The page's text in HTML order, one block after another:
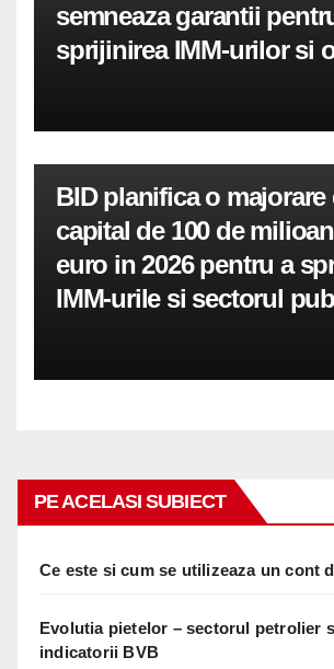
semneaza garantii
sprijinirea IMM-urilor si
BID planifica o majorare
capital de 100 de
euro in 2026 pentru a
IMM-urile si sectorul
PE ACELASI SUBIECT
Ce este si cum se utilizeaza un cont
Evolutia pietelor – sectorul petrolier
indicatorii BVB